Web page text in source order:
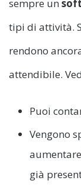
sempre un
tipi di attività.
rendono
attendibile.
Puoi
Vengono
già